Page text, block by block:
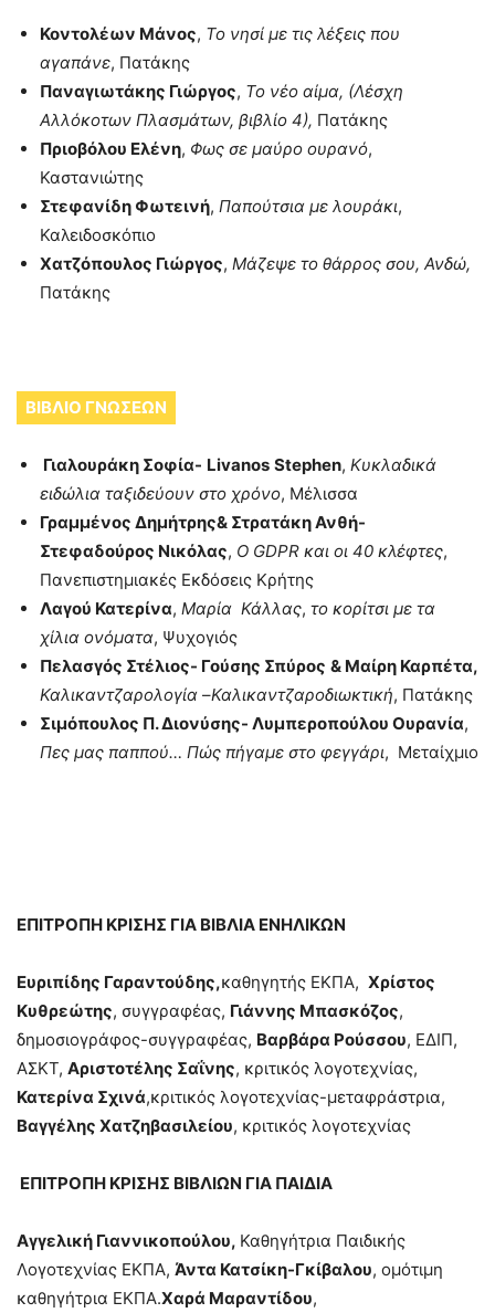
Κοντολέων Μάνος, Το νησί με τις λέξεις που
αγαπάνε, Πατάκης
Παναγιωτάκης Γιώργος, Το νέο αίμα, (Λέσχη
Αλλόκοτων Πλασμάτων, βιβλίο 4), Πατάκης
Πριοβόλου Ελένη, Φως σε μαύρο ουρανό,
Καστανιώτης
Στεφανίδη Φωτεινή, Παπούτσια με λουράκι,
Καλειδοσκόπιο
Χατζόπουλος Γιώργος, Μάζεψε το θάρρος σου, Ανδώ,
Πατάκης
ΒΙΒΛΙΟ ΓΝΩΣΕΩΝ
Γιαλουράκη Σοφία- Livanos Stephen, Κυκλαδικά
ειδώλια ταξιδεύουν στο χρόνο, Μέλισσα
Γραμμένος Δημήτρης& Στρατάκη Ανθή-
Στεφαδούρος Νικόλας, Ο GDPR και οι 40 κλέφτες,
Πανεπιστημιακές Εκδόσεις Κρήτης
Λαγού Κατερίνα, Μαρία Κάλλας, το κορίτσι με τα
χίλια ονόματα, Ψυχογιός
Πελασγός Στέλιος- Γούσης Σπύρος & Μαίρη Καρπέτα,
Καλικαντζαρολογία –Καλικαντζαροδιωκτική, Πατάκης
Σιμόπουλος Π. Διονύσης- Λυμπεροπούλου Ουρανία,
Πες μας παππού… Πώς πήγαμε στο φεγγάρι, Μεταίχμιο
ΕΠΙΤΡΟΠΗ ΚΡΙΣΗΣ ΓΙΑ ΒΙΒΛΙΑ ΕΝΗΛΙΚΩΝ
Ευριπίδης Γαραντούδης,καθηγητής ΕΚΠΑ, Χρίστος
Κυθρεώτης, συγγραφέας, Γιάννης Μπασκόζος,
δημοσιογράφος-συγγραφέας, Βαρβάρα Ρούσσου, ΕΔΙΠ,
ΑΣΚΤ, Αριστοτέλης Σαΐνης, κριτικός λογοτεχνίας,
Κατερίνα Σχινά,κριτικός λογοτεχνίας-μεταφράστρια,
Βαγγέλης Χατζηβασιλείου, κριτικός λογοτεχνίας
ΕΠΙΤΡΟΠΗ ΚΡΙΣΗΣ ΒΙΒΛΙΩΝ ΓΙΑ ΠΑΙΔΙΑ
Αγγελική Γιαννικοπούλου, Καθηγήτρια Παιδικής
Λογοτεχνίας ΕΚΠΑ, Άντα Κατσίκη-Γκίβαλου, ομότιμη
καθηγήτρια ΕΚΠΑ.Χαρά Μαραντίδου,